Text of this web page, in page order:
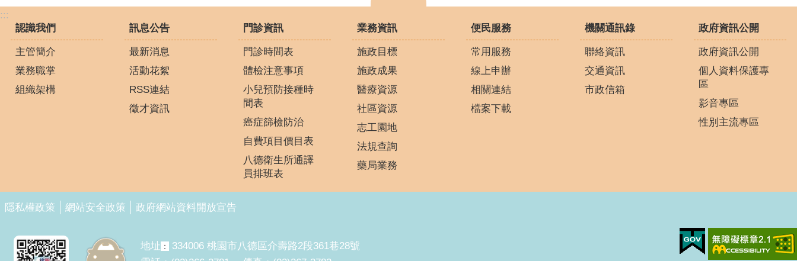
:::
認識我們
主管簡介
業務職掌
組織架構
訊息公告
最新消息
活動花絮
RSS連結
徵才資訊
門診資訊
門診時間表
體檢注意事項
小兒預防接種時
間表
癌症篩檢防治
自費項目價目表
八德衛生所通譯
員排班表
業務資訊
施政目標
施政成果
醫療資源
社區資源
志工園地
法規查詢
藥局業務
便民服務
常用服務
線上申辦
相關連結
檔案下載
機關通訊錄
聯絡資訊
交通資訊
市政信箱
政府資訊公開
政府資訊公開
個人資料保護專
區
影音專區
性別主流專區
隱私權政策 網站安全政策 政府網站資料開放宣告
地址 ：
334006 桃園市八德區介壽路2段361巷28號